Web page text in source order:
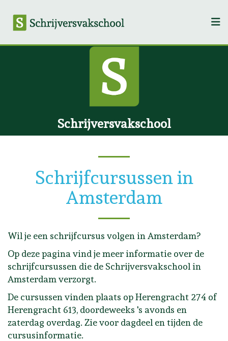
Schrijversvakschool
Schrijfcursussen in
Amsterdam
Wil je een schrijfcursus volgen in Amsterdam?
Op deze pagina vind je meer informatie over de
schrijfcursussen die de Schrijversvakschool in
Amsterdam verzorgt.
De cursussen vinden plaats op Herengracht 274 of
Herengracht 613, doordeweeks 's avonds en
zaterdag overdag. Zie voor dagdeel en tijden de
cursusinformatie.